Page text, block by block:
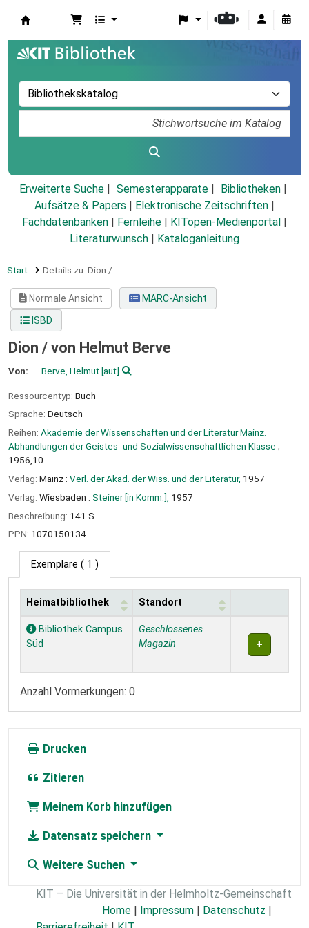
Erweiterte Suche Semesterapparate
Bibliotheken
Aufsätze & Papers
Elektronische Zeitschriften
Fachdatenbanken
Fernleihe KITopen-Medienportal
Literaturwunsch
Kataloganleitung
Start Details zu: Dion /
Normale Ansicht
MARC-Ansicht
ISBD
Dion / von Helmut Berve
Von: Berve, Helmut[aut]
Ressourcentyp: Buch
Sprache: Deutsch
Reihen: Akademie der Wissenschaften und der Literatur Mainz.
Abhandlungen der Geistes- und Sozialwissenschaftlichen Klasse ;
1956,10
Verlag: Mainz : Verl. der Akad. der Wiss. und der Literatur, 1957
Verlag: Wiesbaden : Steiner [in Komm.], 1957
Beschreibung: 141 S
PPN: 1070150134
Exemplare ( 1 )
Exemplare
Heimatbibliothek Standort
Bibliothek Campus
Süd
Geschlossenes
Magazin
Anzahl Vormerkungen: 0
Drucken
Zitieren
Meinem Korb hinzufügen
Datensatz speichern
Weitere Suchen
KIT – Die Universität in der Helmholtz-Gemeinschaft
Home | Impressum | Datenschutz |